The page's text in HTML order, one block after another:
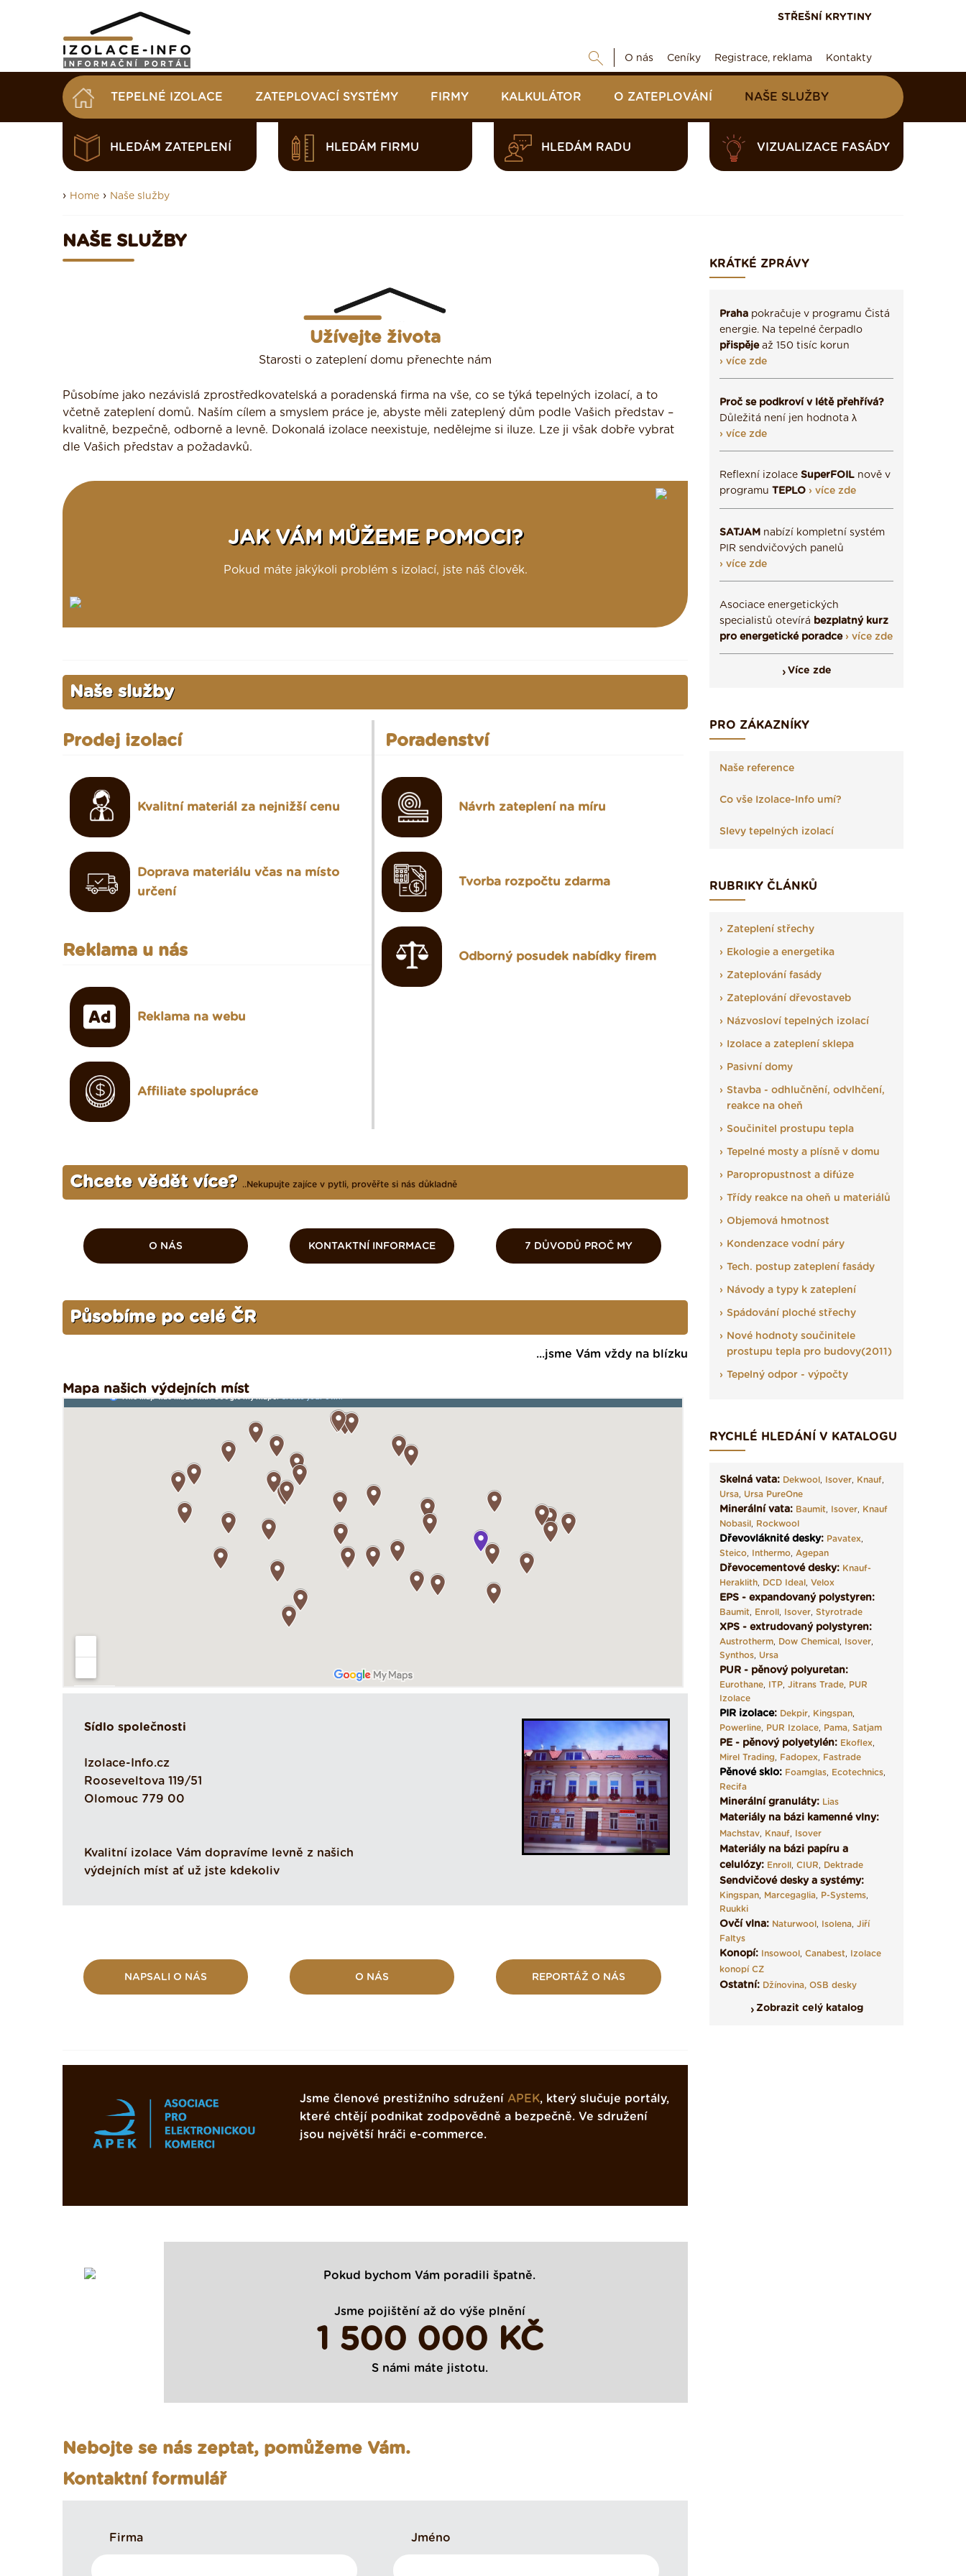
STŘEŠNÍ KRYTINY
O nás Ceníky Registrace, reklama Kontakty
TEPELNÉ IZOLACE ZATEPLOVACÍ SYSTÉMY FIRMY KALKULÁTOR O ZATEPLOVÁNÍ NAŠE SLUŽBY
HLEDÁM ZATEPLENÍ HLEDÁM FIRMU HLEDÁM RADU VIZUALIZACE FASÁDY
› Home › Naše služby
NAŠE SLUŽBY
Užívejte života
Starosti o zateplení domu přenechte nám
Působíme jako nezávislá zprostředkovatelská a poradenská firma na vše, co se týká tepelných izolací, a to
včetně zateplení domů. Naším cílem a smyslem práce je, abyste měli zateplený dům podle Vašich představ –
kvalitně, bezpečně, odborně a levně. Dokonalá izolace neexistuje, nedělejme si iluze. Lze ji však dobře vybrat
dle Vašich představ a požadavků.
JAK VÁM MŮŽEME POMOCI?
Pokud máte jakýkoli problém s izolací, jste náš člověk.
Naše služby
Prodej izolací
Kvalitní materiál za nejnižší cenu
Doprava materiálu včas na místo
určení
Reklama u nás
Reklama na webu
Affiliate spolupráce
Poradenství
Návrh zateplení na míru
Tvorba rozpočtu zdarma
Odborný posudek nabídky firem
Chcete vědět více? ..Nekupujte zajíce v pytli, prověřte si nás důkladně
O NÁS KONTAKTNÍ INFORMACE 7 DŮVODŮ PROČ MY
Působíme po celé ČR
...jsme Vám vždy na blízku
Mapa našich výdejních míst
Sídlo společnosti
Izolace-Info.cz
Rooseveltova 119/51
Olomouc 779 00
Kvalitní izolace Vám dopravíme levně z našich
výdejních míst ať už jste kdekoliv
NAPSALI O NÁS O NÁS REPORTÁŽ O NÁS
Jsme členové prestižního sdružení APEK, který slučuje portály,
které chtějí podnikat zodpovědně a bezpečně. Ve sdružení
jsou největší hráči e-commerce.
Pokud bychom Vám poradili špatně.
Jsme pojištění až do výše plnění
1 500 000 KČ
S námi máte jistotu.
Nebojte se nás zeptat, pomůžeme Vám.
Kontaktní formulář
Firma Jméno
KRÁTKÉ ZPRÁVY
Praha pokračuje v programu Čistá
energie. Na tepelné čerpadlo
přispějeaž 150 tisíc korun
› více zde
Proč se podkroví v létě přehřívá?
Důležitá není jen hodnota λ
› více zde
Reflexní izolace SuperFOIL nově v
programu TEPLO › více zde
SATJAM nabízí kompletní systém
PIR sendvičových panelů
› více zde
Asociace energetických
specialistů otevírá bezplatný kurz
pro energetické poradce › více zde
Více zde
PRO ZÁKAZNÍKY
Naše reference
Co vše Izolace-Info umí?
Slevy tepelných izolací
RUBRIKY ČLÁNKŮ
Zateplení střechy
Ekologie a energetika
Zateplování fasády
Zateplování dřevostaveb
Názvosloví tepelných izolací
Izolace a zateplení sklepa
Pasivní domy
Stavba - odhlučnění, odvlhčení,
reakce na oheň
Součinitel prostupu tepla
Tepelné mosty a plísně v domu
Paropropustnost a difúze
Třídy reakce na oheň u materiálů
Objemová hmotnost
Kondenzace vodní páry
Tech. postup zateplení fasády
Návody a typy k zateplení
Spádování ploché střechy
Nové hodnoty součinitele
prostupu tepla pro budovy(2011)
Tepelný odpor - výpočty
RYCHLÉ HLEDÁNÍ V KATALOGU
Skelná vata: Dekwool, Isover, Knauf,
Ursa, Ursa PureOne
Minerální vata: Baumit, Isover, Knauf
Nobasil, Rockwool
Dřevovláknité desky: Pavatex,
Steico, Inthermo, Agepan
Dřevocementové desky: Knauf-
Heraklith, DCD Ideal, Velox
EPS - expandovaný polystyren:
Baumit, Enroll, Isover, Styrotrade
XPS - extrudovaný polystyren:
Austrotherm, Dow Chemical, Isover,
Synthos, Ursa
PUR - pěnový polyuretan:
Eurothane, ITP, Jitrans Trade, PUR
Izolace
PIR izolace: Dekpir, Kingspan,
Powerline, PUR Izolace, Pama, Satjam
PE - pěnový polyetylén: Ekoflex,
Mirel Trading, Fadopex, Fastrade
Pěnové sklo: Foamglas, Ecotechnics,
Recifa
Minerální granuláty: Lias
Materiály na bázi kamenné vlny:
Machstav, Knauf, Isover
Materiály na bázi papíru a
celulózy: Enroll, CIUR, Dektrade
Sendvičové desky a systémy:
Kingspan, Marcegaglia, P-Systems,
Ruukki
Ovčí vlna: Naturwool, Isolena, Jiří
Faltys
Konopí: Insowool, Canabest, Izolace
konopí CZ
Ostatní: Džínovina, OSB desky
Zobrazit celý katalog